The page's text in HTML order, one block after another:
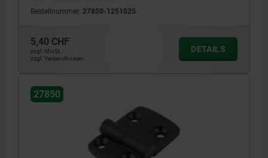
Bestellnummer: 27850-1251525
5,40 CHF
zzgl. MwSt.
zzgl. Versandkosten
DETAILS
27850